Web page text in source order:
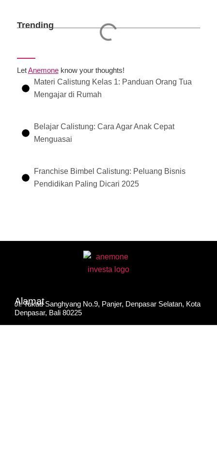
Trending
LetAnemoneknow your thoughts!
Materi Calistung Kelas 1: Panduan Orang Tua
Mengajar di Rumah
Belajar Calistung: Cara Agar Anak Cepat
Menguasai
Franchise Bimbel Calistung: Peluang Bisnis
Pendidikan Paling Dicari 2025
Alamat
Jl. Tukad Sanghyang No.9, Panjer, Denpasar Selatan, Kota
Denpasar, Bali 80225